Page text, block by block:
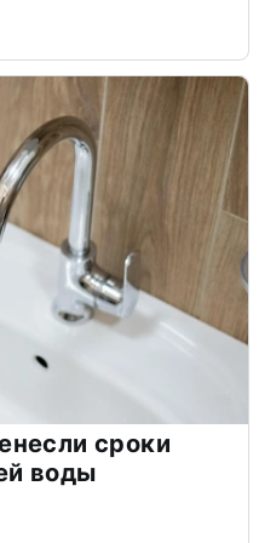
сроки
воды